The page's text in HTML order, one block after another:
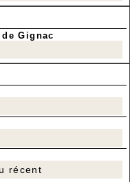
Gignac
récent